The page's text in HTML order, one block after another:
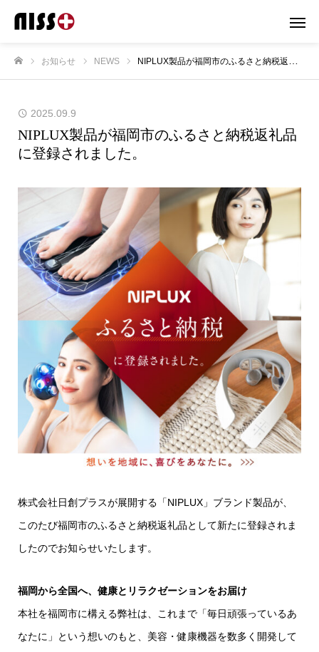
お知らせ NEWS NIPLUX製品が福岡市のふるさと納税返礼品に登録されました。
2025.09.9
NIPLUX製品が福岡市のふるさと納税返礼品
に登録されました。
株式会社日創プラスが展開する「NIPLUX」ブランド製品が、
このたび福岡市のふるさと納税返礼品として新たに登録されま
したのでお知らせいたします。
福岡から全国へ、健康とリラクゼーションをお届け
本社を福岡市に構える弊社は、これまで「毎日頑張っているあ
なたに」という想いのもと、美容・健康機器を数多く開発して